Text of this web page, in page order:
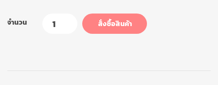
จำนวน สั่งซื้อสินค้า